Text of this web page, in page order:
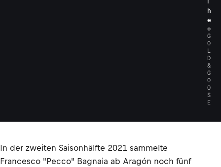
h
e
©
G
O
L
D
&
G
O
O
S
E
In der zweiten Saisonhälfte 2021 sammelte
Francesco "Pecco" Bagnaia ab Aragón noch fünf